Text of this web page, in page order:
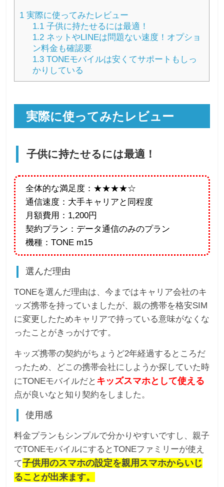
1 実際に使ってみたレビュー
1.1子供に持たせるには最適！
1.2ネットやLINEは問題ない速度！オプショ
ン料金も確認要
1.3TONEモバイルは安くてサポートもしっ
かりしている
実際に使ってみたレビュー
子供に持たせるには最適！
全体的な満足度：★★★★☆
通信速度：大手キャリアと同程度
月額費用：1,200円
契約プラン：データ通信のみのプラン
機種：TONE m15
選んだ理由
TONEを選んだ理由は、今まではキャリア会社のキ
ッズ携帯を持っていましたが、親の携帯を格安SIM
に変更したためキャリアで持っている意味がなくな
ったことがきっかけです。
キッズ携帯の契約がちょうど2年経過するところだ
ったため、どこの携帯会社にしようか探していた時
にTONEモバイルだと キッズスマホとして使える
点が良いなと知り契約をしました。
使用感
料金プランもシンプルで分かりやすいですし、親子
でTONEモバイルにするとTONEファミリーが使え
て子供用のスマホの設定を親用スマホからいじ
ることが出来ます。